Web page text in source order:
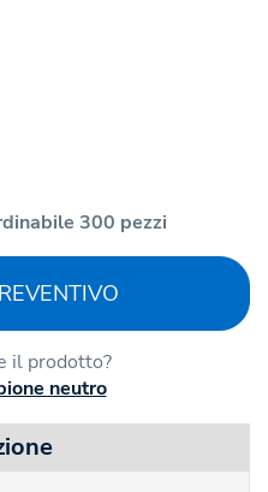
300 pezzi
il prodotto?
neutro